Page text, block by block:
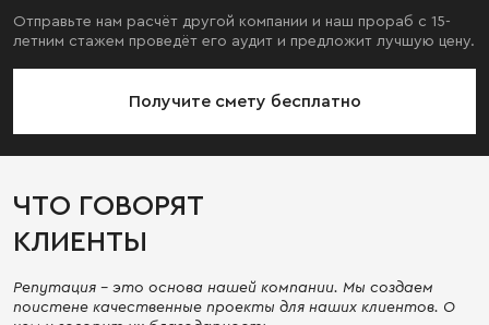
Отправьте нам расчёт другой компании и наш прораб с 15-
летним стажем проведёт его аудит и предложит лучшую цену.
Получите смету бесплатно
ЧТО ГОВОРЯТ
КЛИЕНТЫ
Репутация - это основа нашей компании. Мы создаем
поистене качественные проекты для наших клиентов. О